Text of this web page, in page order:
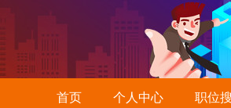
首页 个人中心 职位